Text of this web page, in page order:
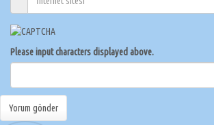
Please input characters displayed above.